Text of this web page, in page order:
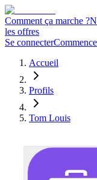
Comment ça marche ?
les offres
Se connecter
Accueil
Profils
Tom Louis